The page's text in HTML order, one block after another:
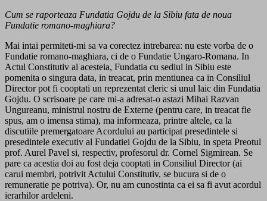
Cum se raporteaza Fundatia Gojdu de la Sibiu fata de noua
Fundatie romano-maghiara?
Mai intai permiteti-mi sa va corectez intrebarea: nu este vorba de o
Fundatie romano-maghiara, ci de o Fundatie Ungaro-Romana. In
Actul Constitutiv al acesteia, Fundatia cu sediul in Sibiu este
pomenita o singura data, in treacat, prin mentiunea ca in Consiliul
Director pot fi cooptati un reprezentat cleric si unul laic din Fundatia
Gojdu. O scrisoare pe care mi-a adresat-o astazi Mihai Razvan
Ungureanu, ministrul nostru de Externe (pentru care, in treacat fie
spus, am o imensa stima), ma informeaza, printre altele, ca la
discutiile premergatoare Acordului au participat presedintele si
presedintele executiv al Fundatiei Gojdu de la Sibiu, in speta Preotul
prof. Aurel Pavel si, respectiv, profesorul dr. Cornel Sigmirean. Se
pare ca acestia doi au fost deja cooptati in Consiliul Director (ai
carui membri, potrivit Actului Constitutiv, se bucura si de o
remuneratie pe potriva). Or, nu am cunostinta ca ei sa fi avut acordul
ierarhilor ardeleni.